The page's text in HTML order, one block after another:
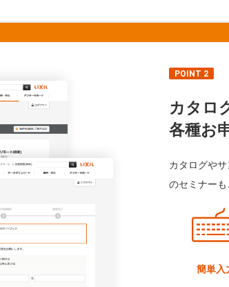
POINT 2
カタロ
各種お
カタログや
のセミナーも
簡単入